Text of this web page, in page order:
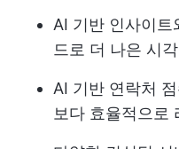
AI 기반 인사이트
드로 더 나은 시
AI 기반 연락처
보다 효율적으로